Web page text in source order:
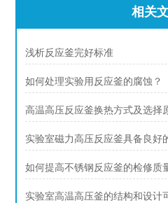
相关
浅析反应釜完好标准
如何处理实验用反应釜的腐蚀？
高温高压反应釜换热方式及选择
实验室磁力高压反应釜具备良好
如何提高不锈钢反应釜的检修质